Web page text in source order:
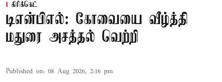
கிரிக்கெட்
டிஎன்பிஎல்: கோவையை வீழ்த்தி
மதுரை அசத்தல் வெற்றி
Published on: 08 Aug 2026, 2:16 pm